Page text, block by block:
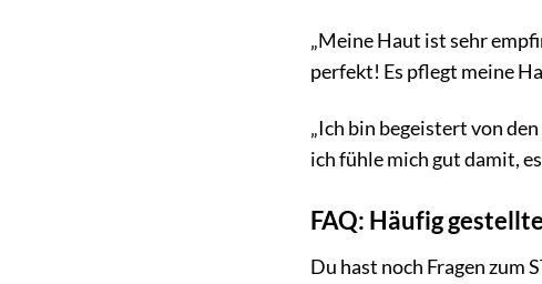
„Meine Haut ist sehr
perfekt! Es pflegt meine
„Ich bin begeistert von
ich fühle mich gut damit,
FAQ: Häufig
Du hast noch Fragen zum